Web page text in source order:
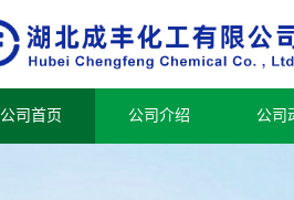
公司首页 公司介绍 公司